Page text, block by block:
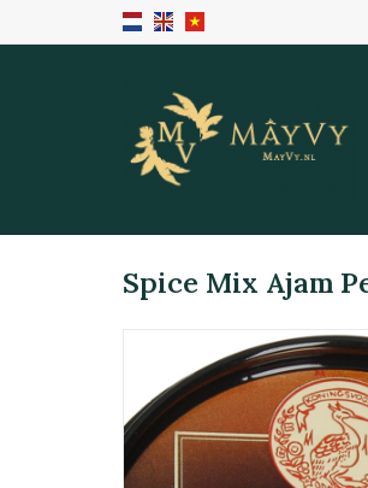
Spice Mix Ajam